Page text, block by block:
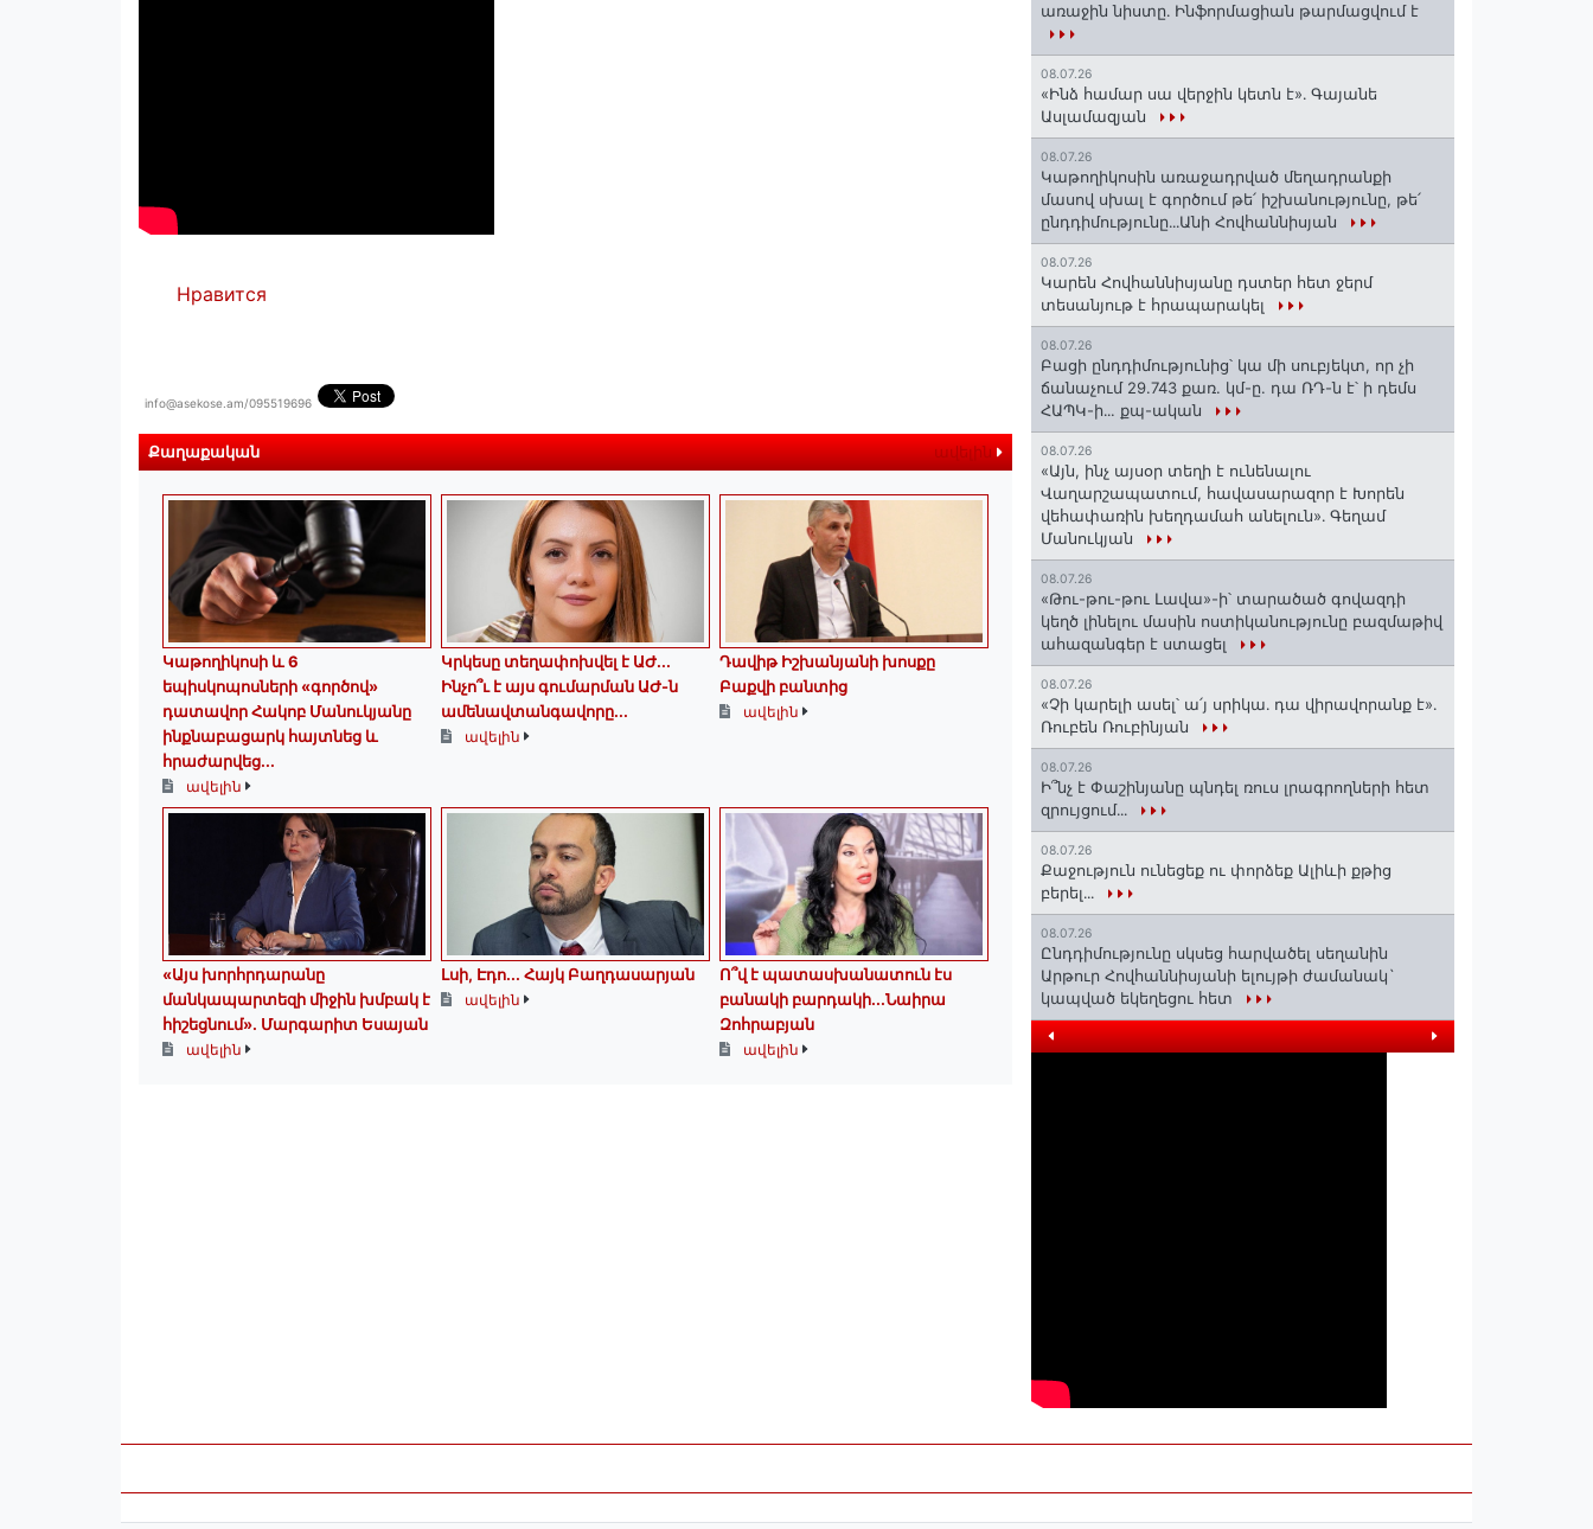
Нравится
info@asekose.am/095519696
Քաղաքական ավելին
️Կաթողիկոսի և 6
եպիսկոպոսների «գործով»
դատավոր Հակոբ Մանուկյանը
ինքնաբացարկ հայտնեց և
հրաժարվեց...
ավելին
Կրկեսը տեղափոխվել է ԱԺ...
Ինչո՞ւ է այս գումարման ԱԺ-ն
ամենավտանգավորը...
ավելին
Դավիթ Իշխանյանի խոսքը
Բաքվի բանտից
ավելին
«Այս խորհրդարանը
մանկապարտեզի միջին խմբակ է
հիշեցնում»․ Մարգարիտ Եսայան
ավելին
Լսի, Էդո․․․ Հայկ Բաղդասարյան
ավելին
Ո՞վ է պատասխանատուն էս
բանակի բարդակի․․․Նաիրա
Զոհրաբյան
ավելին
առաջին նիստը․ Ինֆորմացիան թարմացվում է
08.07.26
«Ինձ համար սա վերջին կետն է»․ Գայանե
Ասլամազյան
08.07.26
Կաթողիկոսին առաջադրված մեղադրանքի
մասով սխալ է գործում թե՛ իշխանությունը, թե՛
ընդդիմությունը․․․Անի Հովհաննիսյան
08.07.26
Կարեն Հովհաննիսյանը դստեր հետ ջերմ
տեսանյութ է հրապարակել
08.07.26
Բացի ընդդիմությունից՝ կա մի սուբյեկտ, որ չի
ճանաչում 29.743 քառ. կմ-ը. դա ՌԴ-ն է՝ ի դեմս
ՀԱՊԿ-ի․․. քպ-ական
08.07.26
«Այն, ինչ այսօր տեղի է ունենալու
Վաղարշապատում, հավասարազոր է Խորեն
վեհափառին խեղդամահ անելուն»․ Գեղամ
Մանուկյան
08.07.26
«Թու-թու-թու Լավա»-ի՝ տարածած գովազդի
կեղծ լինելու մասին ոստիկանությունը բազմաթիվ
ահազանգեր է ստացել
08.07.26
«Չի կարելի ասել՝ ա՛յ սրիկա․ դա վիրավորանք է»․
Ռուբեն Ռուբինյան
08.07.26
Ի՞նչ է Փաշինյանը պնդել ռուս լրագրողների հետ
զրույցում․․․
08.07.26
Քաջություն ունեցեք ու փորձեք Ալիևի քթից
բերել․․․
08.07.26
Ընդդիմությունը սկսեց հարվածել սեղանին
Արթուր Հովհաննիսյանի ելույթի ժամանակ`
կապված եկեղեցու հետ